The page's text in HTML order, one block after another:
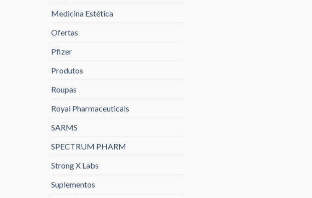
Medicina Estética
Ofertas
Pfizer
Produtos
Roupas
Royal Pharmaceuticals
SARMS
SPECTRUM PHARM
Strong X Labs
Suplementos